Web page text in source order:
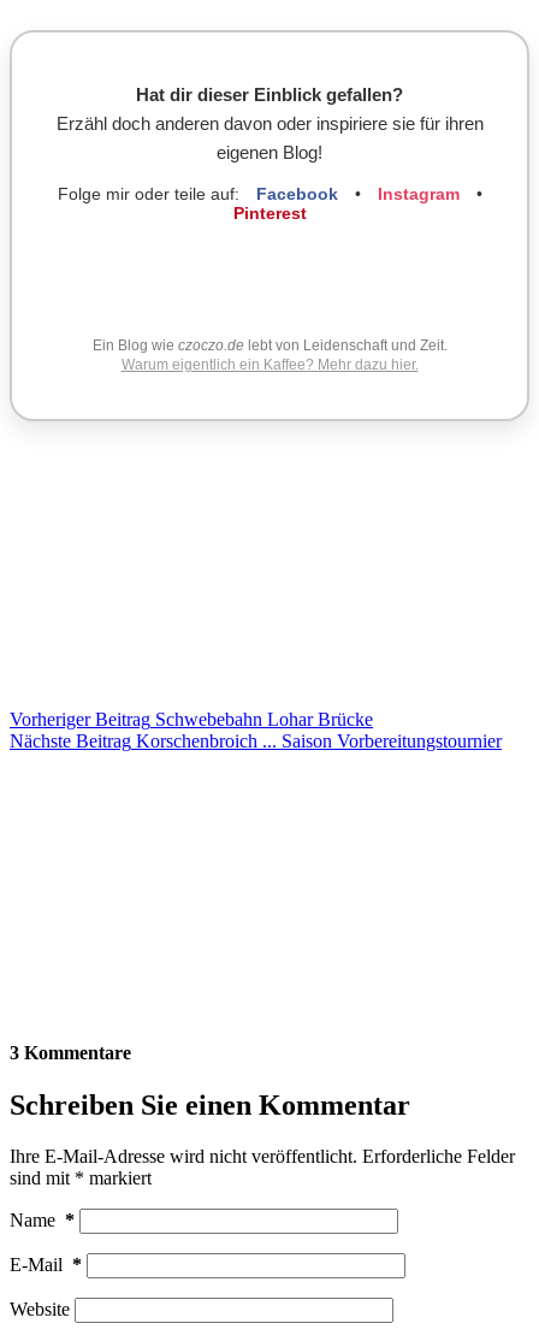
Hat dir dieser Einblick gefallen?
Erzähl doch anderen davon oder inspiriere sie für ihren
eigenen Blog!
Folge mir oder teile auf: Facebook • Instagram
•
Pinterest
Ein Blog wie czoczo.delebt von Leidenschaft und Zeit.
Warum eigentlich ein Kaffee? Mehr dazu hier.
VorherigerBeitrag Schwebebahn Lohar Brücke
Nächste Beitrag Korschenbroich ... Saison Vorbereitungstournier
3 Kommentare
Schreiben Sie einen Kommentar
Ihre E-Mail-Adresse wird nicht veröffentlicht. Erforderliche Felder
sind mit * markiert
Name *
E-Mail *
Website